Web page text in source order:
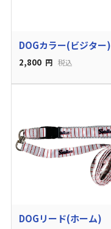
DOGカラー(ビジター)
2,800 円 税込
DOGリード(ホーム)